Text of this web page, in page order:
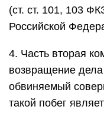
(ст. ст. 101, 103
Российской
4. Часть вторая
возвращение дела
обвиняемый
такой побег